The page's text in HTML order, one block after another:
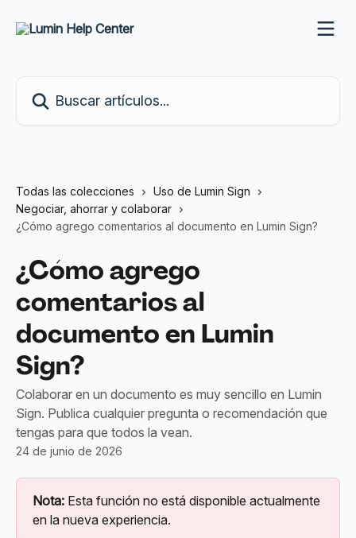
Todas las colecciones
Uso de Lumin Sign
Negociar, ahorrar y colaborar
¿Cómo agrego comentarios al documento en Lumin Sign?
¿Cómo agrego
comentarios al
documento en Lumin
Sign?
Colaborar en un documento es muy sencillo en Lumin
Sign. Publica cualquier pregunta o recomendación que
tengas para que todos la vean.
24 de junio de 2026
Nota: Esta función no está disponible actualmente
en la nueva experiencia.